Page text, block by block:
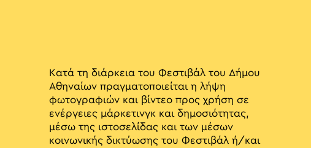
Κατά τη διάρκεια του Φεστιβάλ του Δήμου
Αθηναίων πραγματοποιείται η λήψη
φωτογραφιών και βίντεο προς χρήση σε
ενέργειες μάρκετινγκ και δημοσιότητας,
μέσω της ιστοσελίδας και των μέσων
κοινωνικής δικτύωσης του Φεστιβάλ ή/και